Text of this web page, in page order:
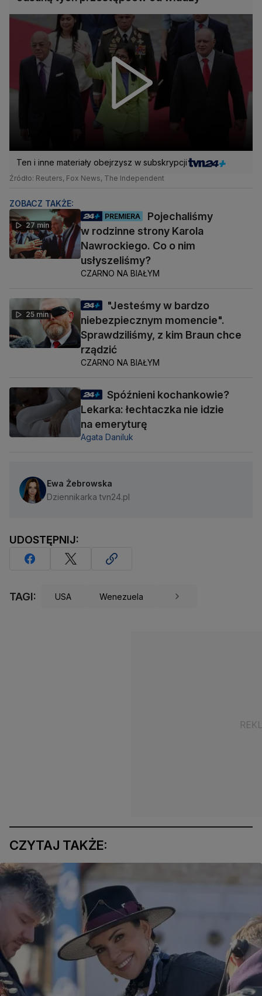
Ten i inne materiały obejrzysz w subskrypcji
Źródło: Reuters, Fox News, The Independent
ZOBACZ TAKŻE:
27 min
PREMIERA
Pojechaliśmy
w rodzinne strony Karola
Nawrockiego. Co o nim
usłyszeliśmy?
CZARNO NA BIAŁYM
25 min
"Jesteśmy w bardzo
niebezpiecznym momencie".
Sprawdziliśmy, z kim Braun chce
rządzić
CZARNO NA BIAŁYM
Spóźnieni kochankowie?
Lekarka: łechtaczka nie idzie
na emeryturę
Agata Daniluk
Ewa Żebrowska
Dziennikarka tvn24.pl
UDOSTĘPNIJ:
TAGI: USA Wenezuela
CZYTAJ TAKŻE: